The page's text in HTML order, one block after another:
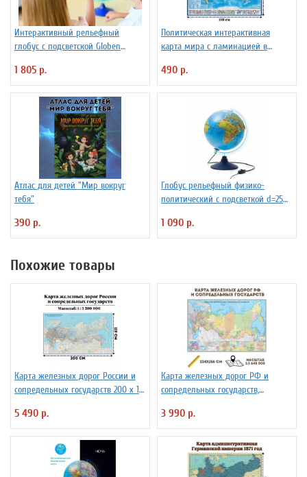
Интерактивный рельефный
глобус с подсветской Globen
1 805 р.
Политическая интерактивная
карта мира с ламинацией в
490 р.
Атлас для детей "Мир вокруг
тебя"
390 р.
Глобус рельефный физико-
политический с подсветкой d=25
1 090 р.
Похожие товары
Карта железных дорог России и
сопредельных государств 200 х 119
5 490 р.
Карта железных дорог РФ и
сопредельных государств,
3 990 р.